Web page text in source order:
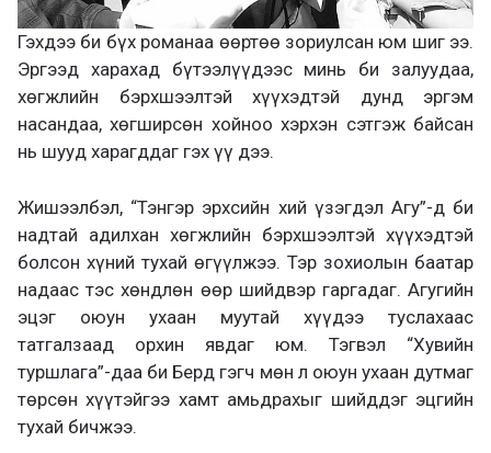
Гэхдээ би бүх романаа өөртөө зориулсан юм шиг ээ.
Эргээд харахад бүтээлүүдээс минь би залуудаа,
хөгжлийн бэрхшээлтэй хүүхэдтэй дунд эргэм
насандаа, хөгширсөн хойноо хэрхэн сэтгэж байсан
нь шууд харагддаг гэх үү дээ.
Жишээлбэл, “Тэнгэр эрхсийн хий үзэгдэл Агу”-д би
надтай адилхан хөгжлийн бэрхшээлтэй хүүхэдтэй
болсон хүний тухай өгүүлжээ. Тэр зохиолын баатар
надаас тэс хөндлөн өөр шийдвэр гаргадаг. Агугийн
эцэг оюун ухаан муутай хүүдээ туслахаас
татгалзаад орхин явдаг юм. Тэгвэл “Хувийн
туршлага”-даа би Берд гэгч мөн л оюун ухаан дутмаг
төрсөн хүүтэйгээ хамт амьдрахыг шийддэг эцгийн
тухай бичжээ.